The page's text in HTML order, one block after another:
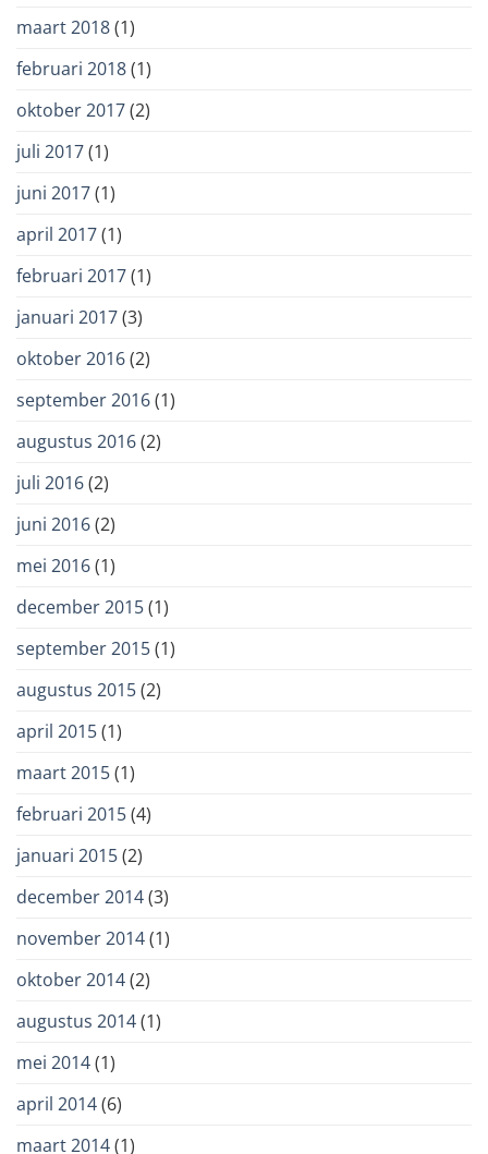
maart 2018(1)
februari 2018(1)
oktober 2017(2)
juli 2017(1)
juni 2017(1)
april 2017(1)
februari 2017(1)
januari 2017(3)
oktober 2016(2)
september 2016(1)
augustus 2016(2)
juli 2016(2)
juni 2016(2)
mei 2016(1)
december 2015(1)
september 2015(1)
augustus 2015(2)
april 2015(1)
maart 2015(1)
februari 2015(4)
januari 2015(2)
december 2014(3)
november 2014(1)
oktober 2014(2)
augustus 2014(1)
mei 2014(1)
april 2014(6)
maart 2014(1)